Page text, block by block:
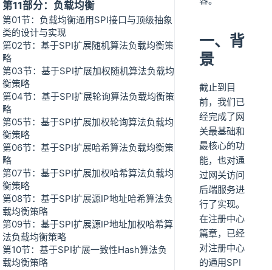
第11部分：负载均衡
第01节：负载均衡通用SPI接口与顶级抽象
类的设计与实现
第02节：基于SPI扩展随机算法负载均衡策
略
第03节：基于SPI扩展加权随机算法负载均
衡策略
第04节：基于SPI扩展轮询算法负载均衡策
略
第05节：基于SPI扩展加权轮询算法负载均
衡策略
第06节：基于SPI扩展哈希算法负载均衡策
略
第07节：基于SPI扩展加权哈希算法负载均
衡策略
第08节：基于SPI扩展源IP地址哈希算法负
载均衡策略
第09节：基于SPI扩展源IP地址加权哈希算
法负载均衡策略
第10节：基于SPI扩展一致性Hash算法负
载均衡策略
一、背
景
截止到目
前，我们已
经完成了网
关最基础和
最核心的功
能，也对通
过网关访问
后端服务进
行了实现。
在注册中心
篇章，已经
对注册中心
的通用SPI